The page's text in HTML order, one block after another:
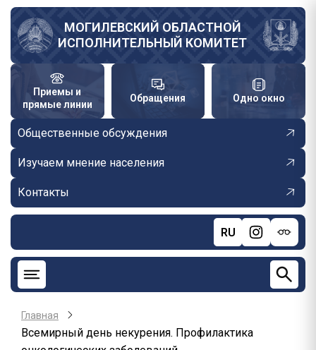
Перейти
основному
содержанию
МОГИЛЕВСКИЙ ОБЛАСТНОЙ
ИСПОЛНИТЕЛЬНЫЙ КОМИТЕТ
Приемы и
прямые линии
Обращения Одно окно
Общественные обсуждения
Изучаем мнение населения
Контакты
RU
Главная
Всемирный день некурения. Профилактика